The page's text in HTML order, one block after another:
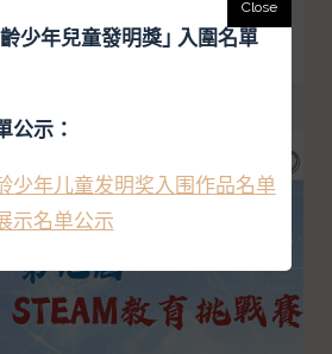
少年兒童發明獎｣ 入圍名單
公示：
少年儿童发明奖入围作品名单
示名单公示